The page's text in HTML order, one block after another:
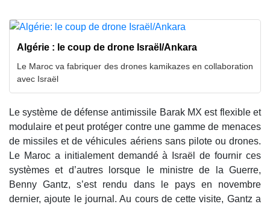
Algérie : le coup de drone Israël/Ankara
Le Maroc va fabriquer des drones kamikazes en collaboration
avec Israël
Le système de défense antimissile Barak MX est flexible et
modulaire et peut protéger contre une gamme de menaces
de missiles et de véhicules aériens sans pilote ou drones.
Le Maroc a initialement demandé à Israël de fournir ces
systèmes et d’autres lorsque le ministre de la Guerre,
Benny Gantz, s’est rendu dans le pays en novembre
dernier, ajoute le journal. Au cours de cette visite, Gantz a